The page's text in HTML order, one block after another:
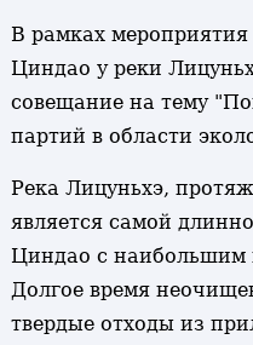
В рамках
Циндао у реки
совещание на тему
партий в области
Река Лицуньхэ,
является самой
Циндао с наибольшим
Долгое время
твердые отходы из